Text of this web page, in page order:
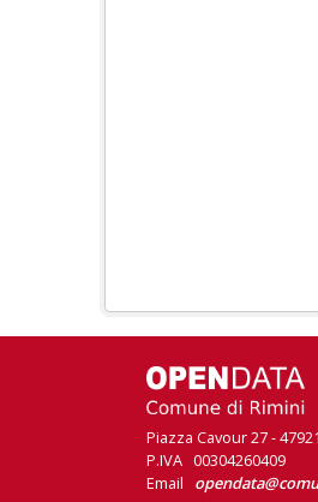
Piazza Cavour 27 -
P.IVA 00304260409
Email